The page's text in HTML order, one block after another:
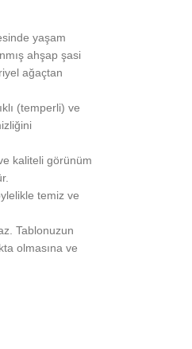
yaşam
ahşap şasi
ağaçtan
(temperli) ve
kaliteli görünüm
temiz ve
Tablonuzun
olmasına ve